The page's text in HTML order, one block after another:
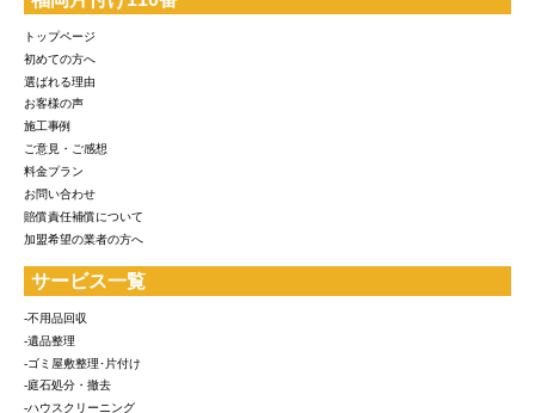
トップページ
初めての方へ
選ばれる理由
お客様の声
施工事例
ご意見・ご感想
料金プラン
お問い合わせ
賠償責任補償について
加盟希望の業者の方へ
サービス一覧
-不用品回収
-遺品整理
-ゴミ屋敷整理･片付け
-庭石処分・撤去
-ハウスクリーニング